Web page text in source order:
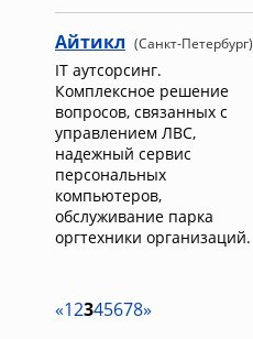
Айтикл (Санкт-Петербург)
IT аутсорсинг.
Комплексное решение
вопросов, связанных с
управлением ЛВС,
надежный сервис
персональных
компьютеров,
обслуживание парка
оргтехники организаций.
«12345678»